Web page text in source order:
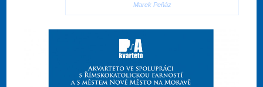
Marek Peňáz